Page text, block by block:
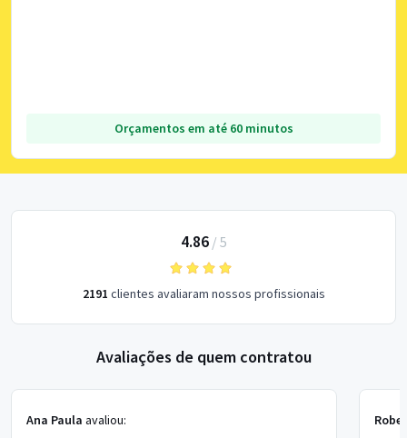
Orçamentos em até 60 minutos
4.86/ 5
2191 clientes avaliaram nossos profissionais
Avaliações de quem contratou
Ana Paula avaliou: